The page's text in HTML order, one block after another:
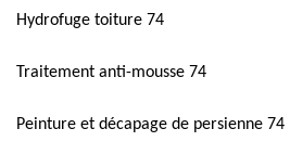
Hydrofuge toiture 74
Traitement anti-mousse 74
Peinture et décapage de persienne 74